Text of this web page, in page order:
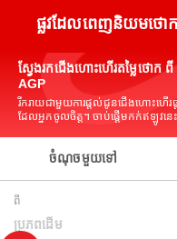
ផ្លូវដែលពេញនិយមថោក
ស្វែងរកជើងហោះហើរតម្លៃថោក
AGP
រីករាយជាមួយការផ្តល់ជូនជើងហោះហើ
ដែលអ្នកចូលចិត្ត។ ចាប់ផ្តើមកក់ឥឡូវនេ
ចំណុចមួយទៅ
ពី
ប្រភពដើម